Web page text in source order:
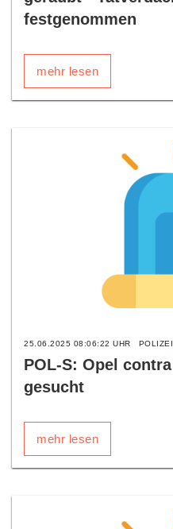
festgenommen
mehr lesen
25.06.2025 08:06:22 UHR
POL-S: Opel
gesucht
mehr lesen